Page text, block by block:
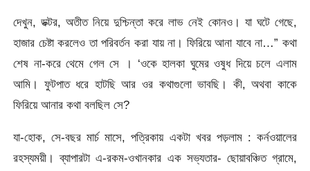
দেখুন, ডক্টর, অতীত নিয়ে দুশ্চিন্তা করে লাভ নেই কোনও। যা ঘটে গেছে,
হাজার চেষ্টা করলেও তা পরিবর্তন করা যায় না। ফিরিয়ে আনা যাবে না…” কথা
শেষ না-করে থেমে গেল সে । ‘ওকে হালকা ঘুমের ওষুধ দিয়ে চলে এলাম
আমি। ফুটপাত ধরে হাটছি আর ওর কথাগুলো ভাবছি। কী, অথবা কাকে
ফিরিয়ে আনার কথা বলছিল সে?
যা-হোক, সে-বছর মার্চ মাসে, পত্রিকায় একটা খবর পড়লাম : কর্নওয়ালের
রহস্যময়ী। ব্যাপারটা এ-রকম-ওখানকার এক সভ্যতার- ছোয়াবঞ্চিত গ্রামে,